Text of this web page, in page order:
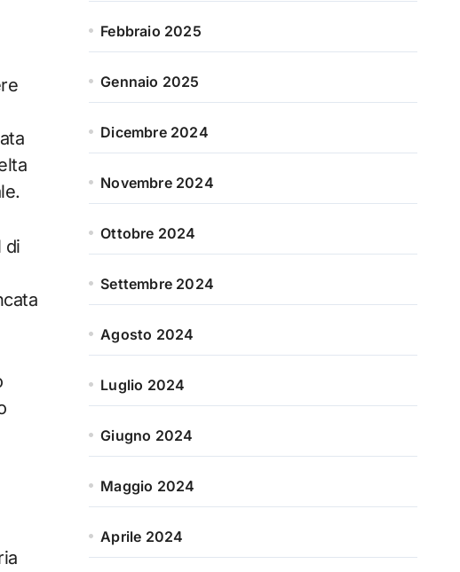
di
Febbraio 2025
Gennaio 2025
Dicembre 2024
Novembre 2024
Ottobre 2024
Settembre 2024
Agosto 2024
Luglio 2024
Giugno 2024
Maggio 2024
Aprile 2024